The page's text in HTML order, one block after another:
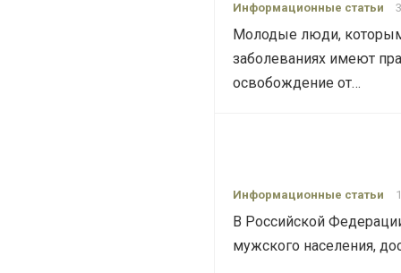
Информационные статьи
Молодые люди,
заболеваниях имеют
освобождение от…
Информационные статьи
В Российской
мужского населения,